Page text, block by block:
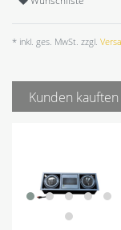
* inkl. ges. MwSt. zzgl.
Kunden